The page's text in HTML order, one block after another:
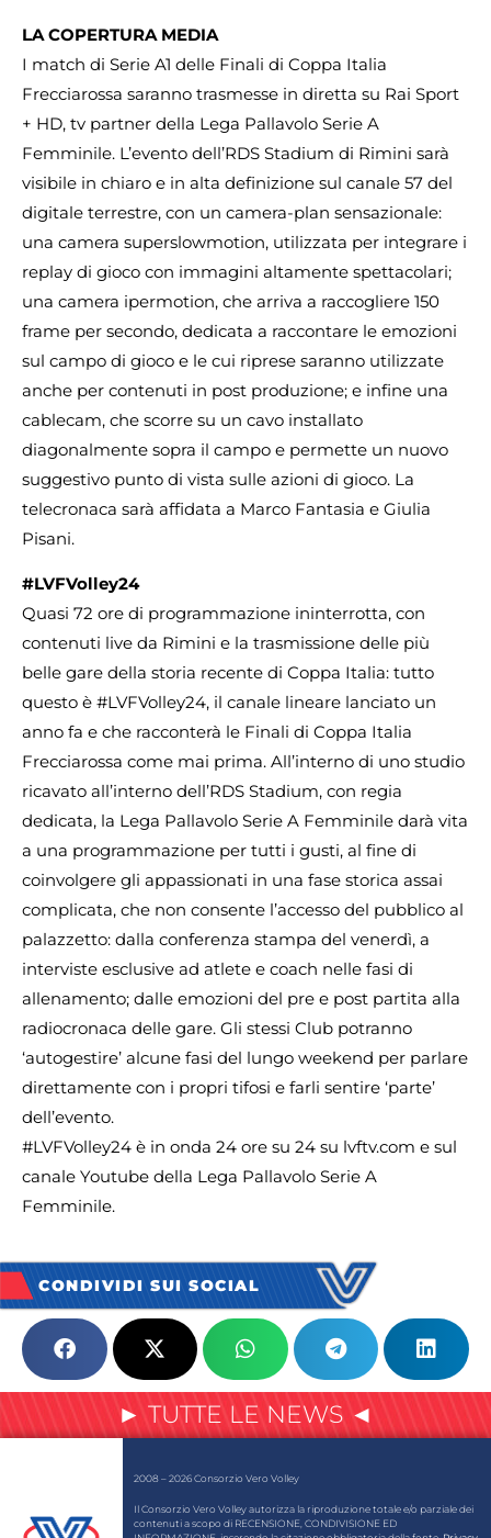
LA COPERTURA MEDIA
I match di Serie A1 delle Finali di Coppa Italia
Frecciarossa saranno trasmesse in diretta su Rai Sport
+ HD, tv partner della Lega Pallavolo Serie A
Femminile. L’evento dell’RDS Stadium di Rimini sarà
visibile in chiaro e in alta definizione sul canale 57 del
digitale terrestre, con un camera-plan sensazionale:
una camera superslowmotion, utilizzata per integrare i
replay di gioco con immagini altamente spettacolari;
una camera ipermotion, che arriva a raccogliere 150
frame per secondo, dedicata a raccontare le emozioni
sul campo di gioco e le cui riprese saranno utilizzate
anche per contenuti in post produzione; e infine una
cablecam, che scorre su un cavo installato
diagonalmente sopra il campo e permette un nuovo
suggestivo punto di vista sulle azioni di gioco. La
telecronaca sarà affidata a Marco Fantasia e Giulia
Pisani.
#LVFVolley24
Quasi 72 ore di programmazione ininterrotta, con
contenuti live da Rimini e la trasmissione delle più
belle gare della storia recente di Coppa Italia: tutto
questo è #LVFVolley24, il canale lineare lanciato un
anno fa e che racconterà le Finali di Coppa Italia
Frecciarossa come mai prima. All’interno di uno studio
ricavato all’interno dell’RDS Stadium, con regia
dedicata, la Lega Pallavolo Serie A Femminile darà vita
a una programmazione per tutti i gusti, al fine di
coinvolgere gli appassionati in una fase storica assai
complicata, che non consente l’accesso del pubblico al
palazzetto: dalla conferenza stampa del venerdì, a
interviste esclusive ad atlete e coach nelle fasi di
allenamento; dalle emozioni del pre e post partita alla
radiocronaca delle gare. Gli stessi Club potranno
‘autogestire’ alcune fasi del lungo weekend per parlare
direttamente con i propri tifosi e farli sentire ‘parte’
dell’evento.
#LVFVolley24 è in onda 24 ore su 24 su lvftv.com e sul
canale Youtube della Lega Pallavolo Serie A
Femminile.
CONDIVIDI SUI SOCIAL
► TUTTE LE NEWS ◄
2008 – 2026 Consorzio Vero Volley
Il Consorzio Vero Volley autorizza la riproduzione totale e/o parziale dei
contenuti a scopo di RECENSIONE, CONDIVISIONE ED